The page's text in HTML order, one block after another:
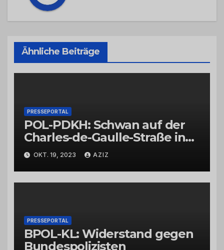
Ähnliche Beiträge
PRESSEPORTAL
POL-PDKH: Schwan auf der
Charles-de-Gaulle-Straße in
Bad Kreuznach beeinflusst
Feierabendverkehr
OKT. 19, 2023 AZIZ
PRESSEPORTAL
BPOL-KL: Widerstand gegen
Bundespolizisten